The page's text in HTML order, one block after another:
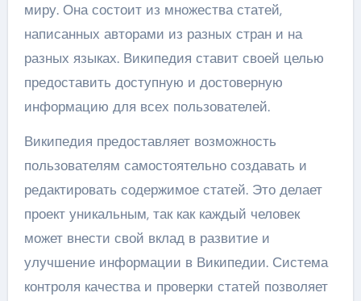
миру. Она состоит из множества статей,
написанных авторами из разных стран и на
разных языках. Википедия ставит своей целью
предоставить доступную и достоверную
информацию для всех пользователей.
Википедия предоставляет возможность
пользователям самостоятельно создавать и
редактировать содержимое статей. Это делает
проект уникальным, так как каждый человек
может внести свой вклад в развитие и
улучшение информации в Википедии. Система
контроля качества и проверки статей позволяет